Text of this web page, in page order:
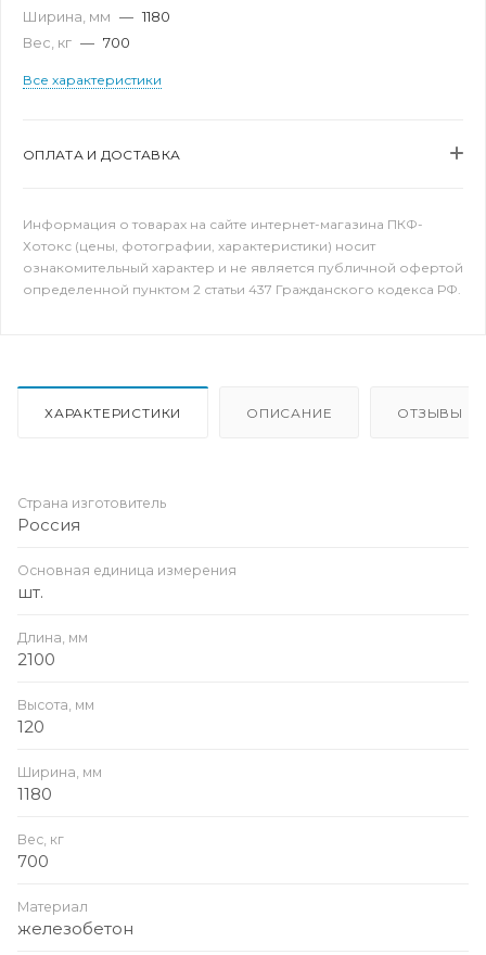
Ширина, мм — 1180
Вес, кг — 700
Все характеристики
ОПЛАТА И ДОСТАВКА
Информация о товарах на сайте интернет-магазина ПКФ-
Хотокс (цены, фотографии, характеристики) носит
ознакомительный характер и не является публичной офертой
определенной пунктом 2 статьи 437 Гражданского кодекса РФ.
ХАРАКТЕРИСТИКИ ОПИСАНИЕ ОТЗЫВЫ
Страна изготовитель
Россия
Основная единица измерения
шт.
Длина, мм
2100
Высота, мм
120
Ширина, мм
1180
Вес, кг
700
Материал
железобетон